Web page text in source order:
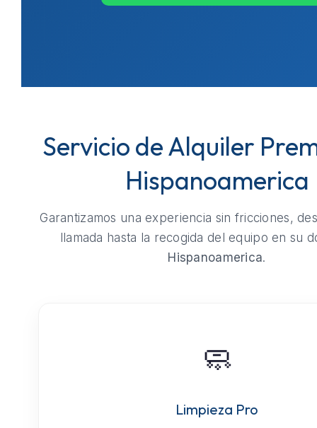
Servicio de Alquiler
Hispanoamerica
Garantizamos una experiencia sin fricciones,
llamada hasta la recogida del equipo en su
Hispanoamerica.
🧼
Limpieza Pro